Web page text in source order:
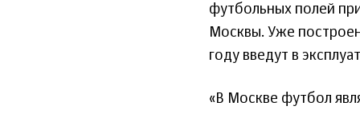
футбольных полей
Москвы. Уже
году введут в
«В Москве футбол